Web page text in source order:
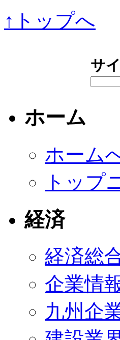
↑トップへ
サ
ホーム
ホーム
トップ
経済
経済総
企業情
九州企